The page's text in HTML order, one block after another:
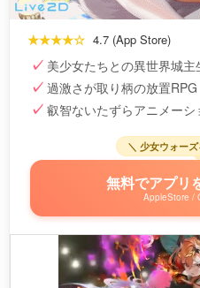
★★★★☆ 4.7 (App Store)
美少女たちとの異世界城主
過激さが取り柄の放置RPG
叡智ないたずらアニメーシ
＼ 少女ウォー
無料でアプリ
AppleStore /